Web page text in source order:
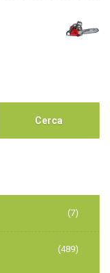
Cerca
(7)
(489)